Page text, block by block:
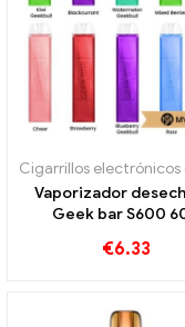
Vaporizador
Geek bar S600
bocanadas
€6.33